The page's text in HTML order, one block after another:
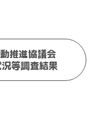
推進協議会
等調査結果